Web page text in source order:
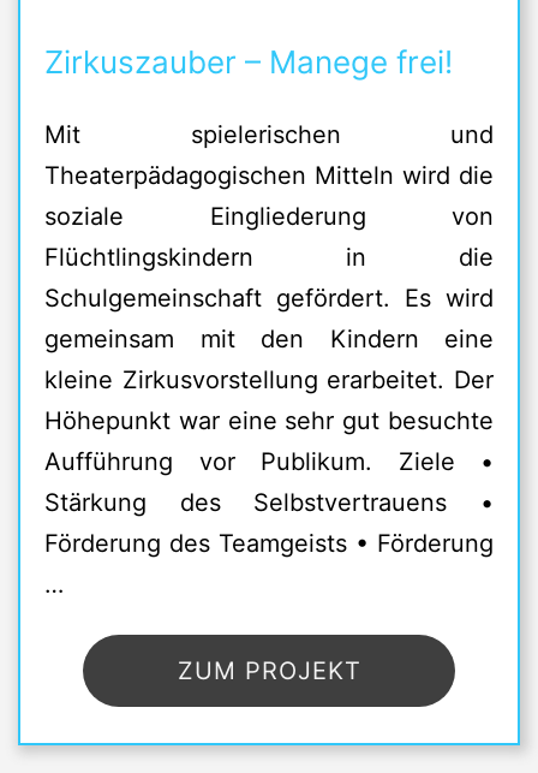
Zirkuszauber – Manege frei!
Mit spielerischen und
Theaterpädagogischen Mitteln wird die
soziale Eingliederung von
Flüchtlingskindern in die
Schulgemeinschaft gefördert. Es wird
gemeinsam mit den Kindern eine
kleine Zirkusvorstellung erarbeitet. Der
Höhepunkt war eine sehr gut besuchte
Aufführung vor Publikum. Ziele •
Stärkung des Selbstvertrauens •
Förderung des Teamgeists • Förderung
…
ZUM PROJEKT